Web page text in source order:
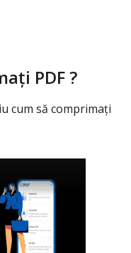
PDF ?
cum să comprimați